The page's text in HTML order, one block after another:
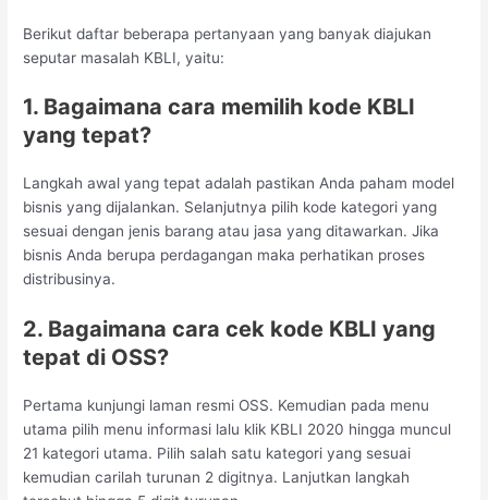
Berikut daftar beberapa pertanyaan yang banyak diajukan
seputar masalah KBLI, yaitu:
1. Bagaimana cara memilih kode KBLI
yang tepat?
Langkah awal yang tepat adalah pastikan Anda paham model
bisnis yang dijalankan. Selanjutnya pilih kode kategori yang
sesuai dengan jenis barang atau jasa yang ditawarkan. Jika
bisnis Anda berupa perdagangan maka perhatikan proses
distribusinya.
2. Bagaimana cara cek kode KBLI yang
tepat di OSS?
Pertama kunjungi laman resmi OSS. Kemudian pada menu
utama pilih menu informasi lalu klik KBLI 2020 hingga muncul
21 kategori utama. Pilih salah satu kategori yang sesuai
kemudian carilah turunan 2 digitnya. Lanjutkan langkah